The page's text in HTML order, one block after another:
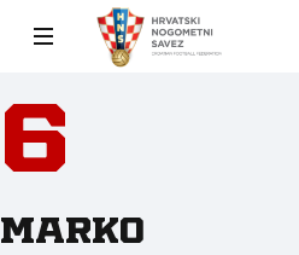
6
Marko